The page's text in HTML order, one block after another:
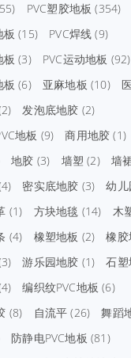
PVC塑胶地板 (354)
板 (15) PVC焊线 (9)
板 (3) PVC运动地板 (92)
板 (6) 亚麻地板 (10)
发泡底地胶 (2)
地板 (9) 商用地胶 (1)
地胶 (3) 墙塑 (2) 墙
密实底地胶 (3) 幼
(1) 方块地毯 (14) 木
(4) 橡塑地板 (2) 橡胶
游乐园地胶 (1) 石塑
编织纹PVC地板 (6)
(8) 自流平 (26) 舞蹈
防静电PVC地板 (81)